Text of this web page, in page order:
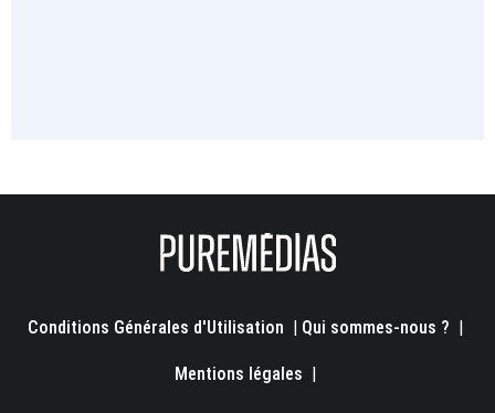
Conditions Générales d'Utilisation Qui sommes-nous ?
Mentions légales